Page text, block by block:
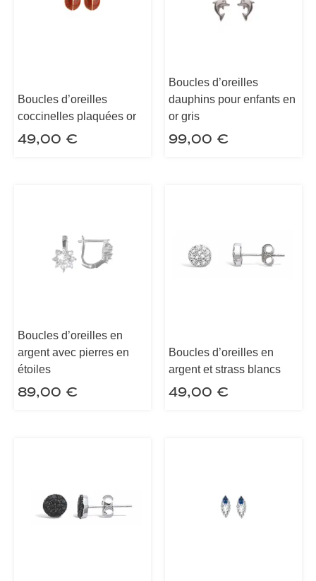
Boucles d’oreilles
coccinelles plaquées or
49,00 €
Boucles d’oreilles
dauphins pour enfants en
or gris
99,00 €
Boucles d’oreilles en
argent avec pierres en
étoiles
89,00 €
Boucles d’oreilles en
argent et strass blancs
49,00 €